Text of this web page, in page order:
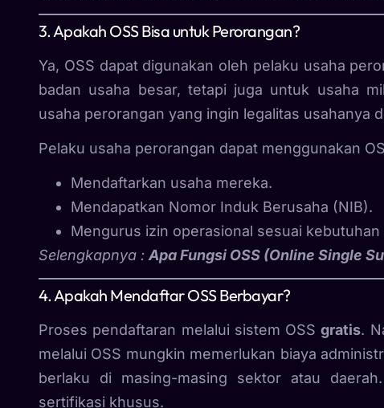
3. Apakah OSS Bisa untuk Perorangan?
Ya, OSS dapat digunakan oleh pelaku usaha
badan usaha besar, tetapi juga untuk usaha
usaha perorangan yang ingin legalitas usahanya
Pelaku usaha perorangan dapat menggunakan
Mendaftarkan usaha mereka.
Mendapatkan Nomor Induk Berusaha (NIB).
Mengurus izin operasional sesuai kebutuhan
Selengkapnya : Apa Fungsi OSS (Online Single
4. Apakah Mendaftar OSS Berbayar?
Proses pendaftaran melalui sistem OSSgratis.
melalui OSS mungkin memerlukan biaya
berlaku di masing-masing sektor atau
sertifikasi khusus.